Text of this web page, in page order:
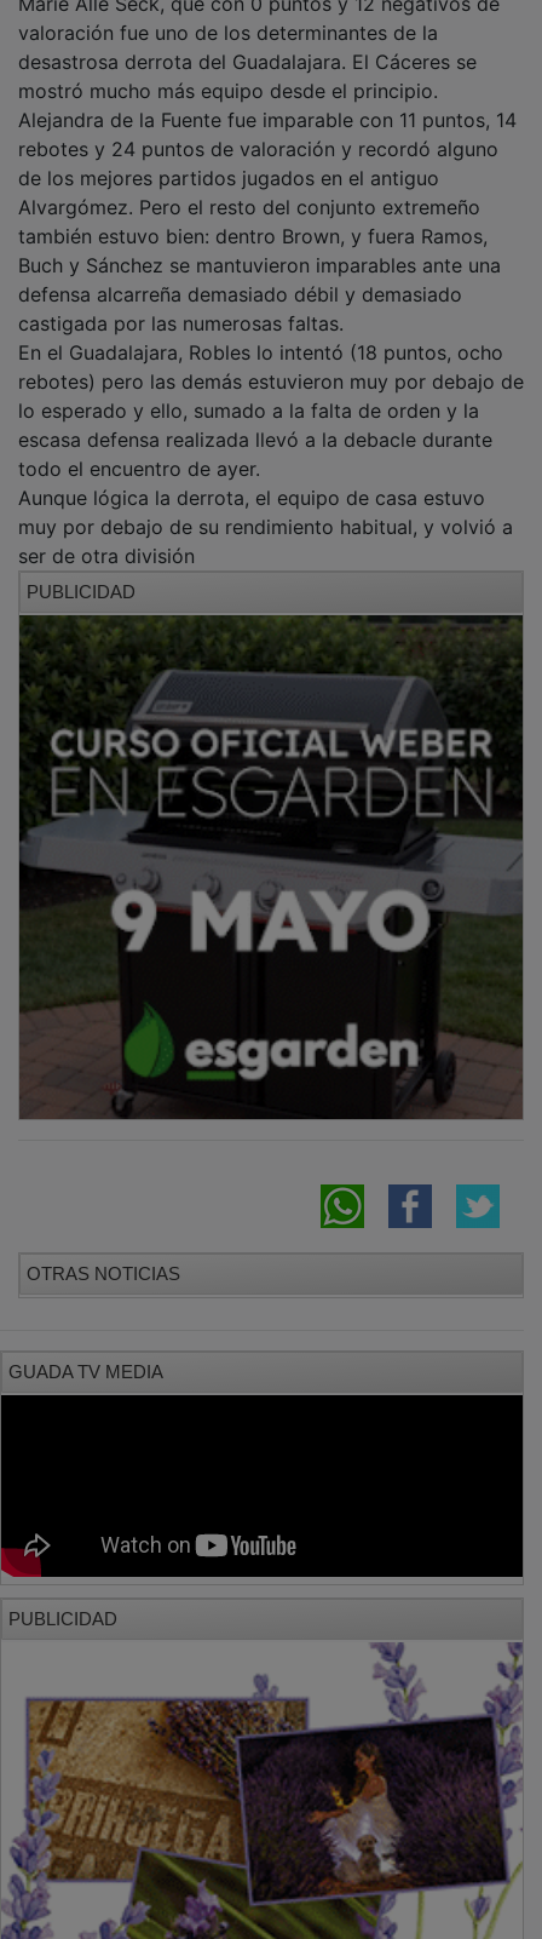
valoración fue uno de los determinantes de la
desastrosa derrota del Guadalajara. El Cáceres se
mostró mucho más equipo desde el principio.
Alejandra de la Fuente fue imparable con 11 puntos, 14
rebotes y 24 puntos de valoración y recordó alguno
de los mejores partidos jugados en el antiguo
Alvargómez. Pero el resto del conjunto extremeño
también estuvo bien: dentro Brown, y fuera Ramos,
Buch y Sánchez se mantuvieron imparables ante una
defensa alcarreña demasiado débil y demasiado
castigada por las numerosas faltas.
En el Guadalajara, Robles lo intentó (18 puntos, ocho
rebotes) pero las demás estuvieron muy por debajo de
lo esperado y ello, sumado a la falta de orden y la
escasa defensa realizada llevó a la debacle durante
todo el encuentro de ayer.
Aunque lógica la derrota, el equipo de casa estuvo
muy por debajo de su rendimiento habitual, y volvió a
ser de otra división